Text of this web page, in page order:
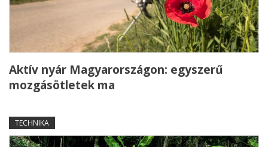
Aktív nyár Magyarországon: egyszerű
mozgásötletek ma
TECHNIKA